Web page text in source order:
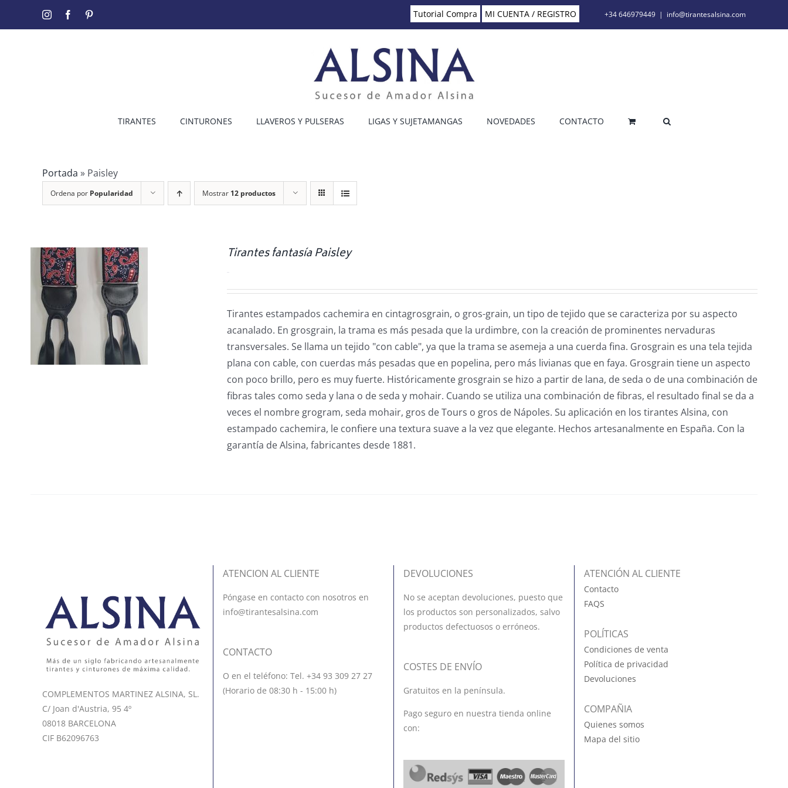
InstagramFacebook Tutorial Compra MI CUENTA / REGISTRO +34 646979449 | info@tirantesalsina.com
TIRANTES CINTURONES LLAVEROS Y PULSERAS LIGAS Y SUJETAMANGAS NOVEDADES CONTACTO
Portada » Paisley
Ordena por Popularidad Mostrar 12 productos
Tirantes fantasía Paisley
Tirantes estampados cachemira en cintagrosgrain, o gros-grain, un tipo de tejido que se caracteriza por su aspecto
acanalado. En grosgrain, la trama es más pesada que la urdimbre, con la creación de prominentes nervaduras
transversales. Se llama un tejido "con cable", ya que la trama se asemeja a una cuerda fina. Grosgrain es una tela tejida
plana con cable, con cuerdas más pesadas que en popelina, pero más livianas que en faya. Grosgrain tiene un aspecto
con poco brillo, pero es muy fuerte. Históricamente grosgrain se hizo a partir de lana, de seda o de una combinación de
fibras tales como seda y lana o de seda y mohair. Cuando se utiliza una combinación de fibras, el resultado final se da a
veces el nombre grogram, seda mohair, gros de Tours o gros de Nápoles. Su aplicación en los tirantes Alsina, con
estampado cachemira, le confiere una textura suave a la vez que elegante. Hechos artesanalmente en España. Con la
garantía de Alsina, fabricantes desde 1881.
COMPLEMENTOS MARTINEZ ALSINA, SL.
C/ Joan d'Austria, 95 4º
08018 BARCELONA
CIF B62096763
ATENCION AL CLIENTE
Póngase en contacto con nosotros en
info@tirantesalsina.com
CONTACTO
O en el teléfono: Tel. +34 93 309 27 27
(Horario de 08:30 h - 15:00 h)
DEVOLUCIONES
No se aceptan devoluciones, puesto que
los productos son personalizados, salvo
productos defectuosos o erróneos.
COSTES DE ENVÍO
Gratuitos en la península.
Pago seguro en nuestra tienda online
con:
ATENCIÓN AL CLIENTE
Contacto
FAQS
POLÍTICAS
Condiciones de venta
Política de privacidad
Devoluciones
COMPAÑIA
Quienes somos
Mapa del sitio